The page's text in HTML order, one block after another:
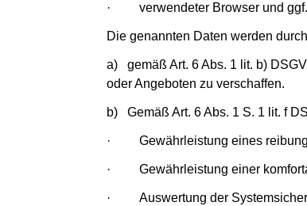
· verwendeter Browser und ggf.
Die genannten Daten werden
a) gemäß Art. 6 Abs. 1 lit. b)
oder Angeboten zu verschaffen.
b) Gemäß Art. 6 Abs. 1 S. 1 lit. f
· Gewährleistung eines
· Gewährleistung einer
· Auswertung der